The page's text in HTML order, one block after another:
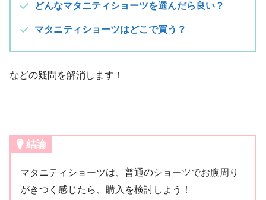
どんなマタニティショーツを選んだら良い？
マタニティショーツはどこで買う？
などの疑問を解消します！
結論
マタニティショーツは、普通のショーツでお腹周り
がきつく感じたら、購入を検討しよう！